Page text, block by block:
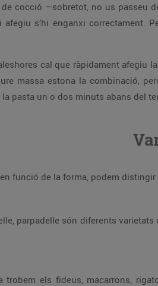
cocció —sobretot, no us passeu
s’hi enganxi correctament.
cal que ràpidament afegiu
massa estona la combinació,
pasta un o dos minuts abans del
funció de la forma, podem
parpadelle són diferents
els fideus, macarrons,